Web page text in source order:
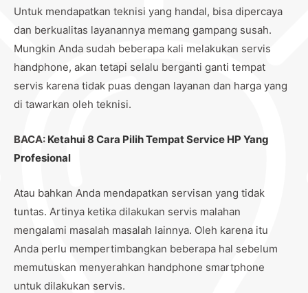
Untuk mendapatkan teknisi yang handal, bisa dipercaya
dan berkualitas layanannya memang gampang susah.
Mungkin Anda sudah beberapa kali melakukan servis
handphone, akan tetapi selalu berganti ganti tempat
servis karena tidak puas dengan layanan dan harga yang
di tawarkan oleh teknisi.
BACA: Ketahui 8 Cara Pilih Tempat Service HP Yang
Profesional
Atau bahkan Anda mendapatkan servisan yang tidak
tuntas. Artinya ketika dilakukan servis malahan
mengalami masalah masalah lainnya. Oleh karena itu
Anda perlu mempertimbangkan beberapa hal sebelum
memutuskan menyerahkan handphone smartphone
untuk dilakukan servis.